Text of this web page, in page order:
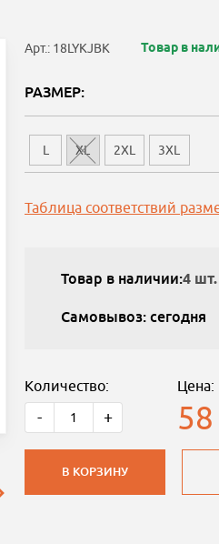
Арт.: 18LYKJBK Товар в
РАЗМЕР:
L XL 2XL 3XL
Таблица соответствий
Товар в наличии:4 шт.
Самовывоз: сегодня
Количество:
- +
Цена:
В КОРЗИНУ